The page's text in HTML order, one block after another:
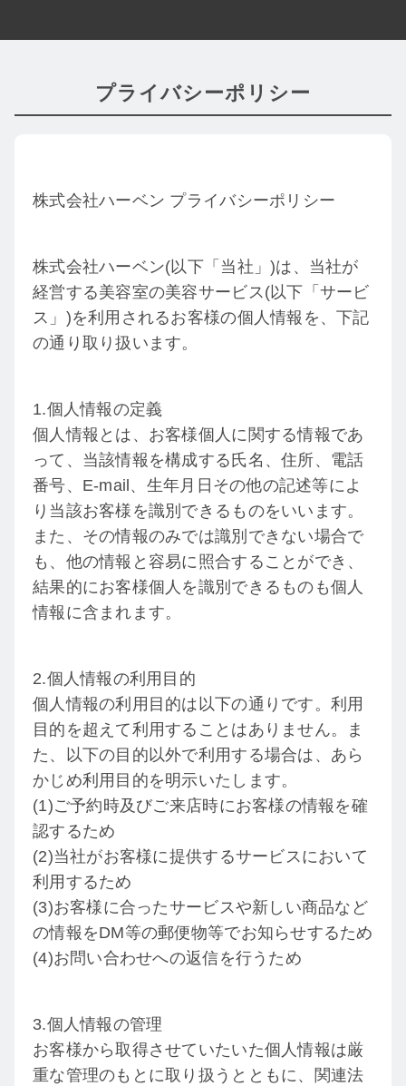
プライバシーポリシー
株式会社ハーベン プライバシーポリシー
株式会社ハーベン(以下「当社」)は、当社が
経営する美容室の美容サービス(以下「サービ
ス」)を利用されるお客様の個人情報を、下記
の通り取り扱います。
1.個人情報の定義
個人情報とは、お客様個人に関する情報であ
って、当該情報を構成する氏名、住所、電話
番号、E-mail、生年月日その他の記述等によ
り当該お客様を識別できるものをいいます。
また、その情報のみでは識別できない場合で
も、他の情報と容易に照合することができ、
結果的にお客様個人を識別できるものも個人
情報に含まれます。
2.個人情報の利用目的
個人情報の利用目的は以下の通りです。利用
目的を超えて利用することはありません。ま
た、以下の目的以外で利用する場合は、あら
かじめ利用目的を明示いたします。
(1)ご予約時及びご来店時にお客様の情報を確
認するため
(2)当社がお客様に提供するサービスにおいて
利用するため
(3)お客様に合ったサービスや新しい商品など
の情報をDM等の郵便物等でお知らせするため
(4)お問い合わせへの返信を行うため
3.個人情報の管理
お客様から取得させていたいた個人情報は厳
重な管理のもとに取り扱うとともに、関連法